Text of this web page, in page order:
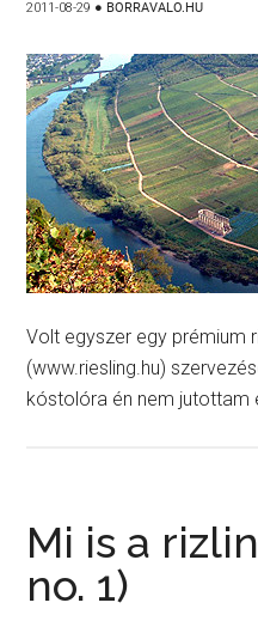
2011-08-29 ● BORRAVALO.HU
Volt egyszer egy prémium
(www.riesling.hu)
kóstolóra én nem jutottam
Mi is a
no. 1)